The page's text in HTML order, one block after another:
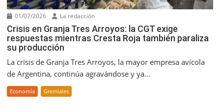
01/07/2026 La redacción
Crisis en Granja Tres Arroyos: la CGT exige
respuestas mientras Cresta Roja también paraliza
su producción
La crisis de Granja Tres Arroyos, la mayor empresa avícola
de Argentina, continúa agravándose y ya...
Economía Gremiales